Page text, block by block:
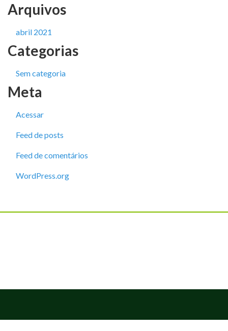
Arquivos
abril 2021
Categorias
Sem categoria
Meta
Acessar
Feed de posts
Feed de comentários
WordPress.org